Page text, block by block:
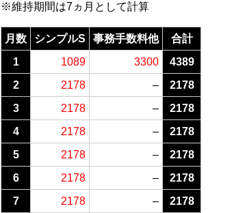
※維持期間は7ヵ月として計算
月数 シンプルS 事務手数料他
合計
1
1089 3300
4389
2
2178 –
2178
3
2178 –
2178
4
2178 –
2178
5
2178 –
2178
6
2178 –
2178
7
2178 –
2178